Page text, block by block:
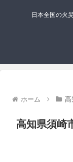
日本全国の火
ホーム 高
高知県須崎